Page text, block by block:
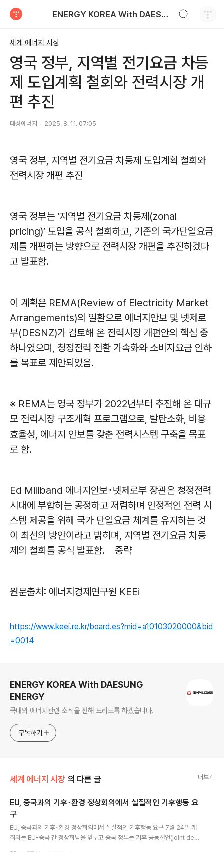
ENERGY KOREA With DAESUNG ENERGY
세계 에너지 시장
영국 정부, 지역별 전기요금 차등
제 도입계획 철회와 전력시장 개
편 추진
대성에너지 2025. 8. 11. 07:05
영국 정부, 지역별 전기요금 차등제 도입계획 철회와
전력시장 개편 추진
영국 정부는 ‘지역별 전기요금 차등제(zonal
pricing)’ 도입을 공식 철회하고, 기존의 국가단일요금
제를 개편하는 방향으로 전력시장 개편을 추진하겠다
고 발표함.
이 계획은 REMA(Review of Electricity Market
Arrangements)의 일환으로 에너지안보 및 넷제로
부(DESNZ)가 검토해 온 전력시장 개편안의 핵심 중
하나였으며, 청정전력 전환 가속화와 소비자요금 인하
를 목표로 제안되었음.
※ REMA는 영국 정부가 2022년부터 추진해 온 대규
모 전력시장 구조개혁 프로그램으로, 탈탄소화, 비용
효율성, 에너지 안보를 갖춘 전력시스템 구축을 목표
로 함.
Ed Miliband 에너지안보･넷제로부 장관은 청정전력
시대에 부합하는 공정하고 저렴하며 안정적인 전력 시
스템 제공을 위해 국가 단일요금 체계를 유지하는 것
이 최선의 방안이라고 밝히며, 지역별 전기요금 차등
제의 철회를 공식 발표함. 중략
원문출처: 에너지경제연구원 KEEi
https://www.keei.re.kr/board.es?mid=a10103020000&bid
=0014
ENERGY KOREA With DAESUNG
ENERGY
국내외 에너지관련 소식을 전해 드리도록 하겠습니다.
구독하기
세계 에너지 시장 의 다른 글 더보기
EU, 중국과의 기후･환경 정상회의에서 실질적인 기후행동 요
구
EU, 중국과의 기후･환경 정상회의에서 실질적인 기후행동 요구 7월 24일 개
최되는 EU-중국 간 정상회담을 앞두고 중국 정부는 기후 공동선언(joint decl